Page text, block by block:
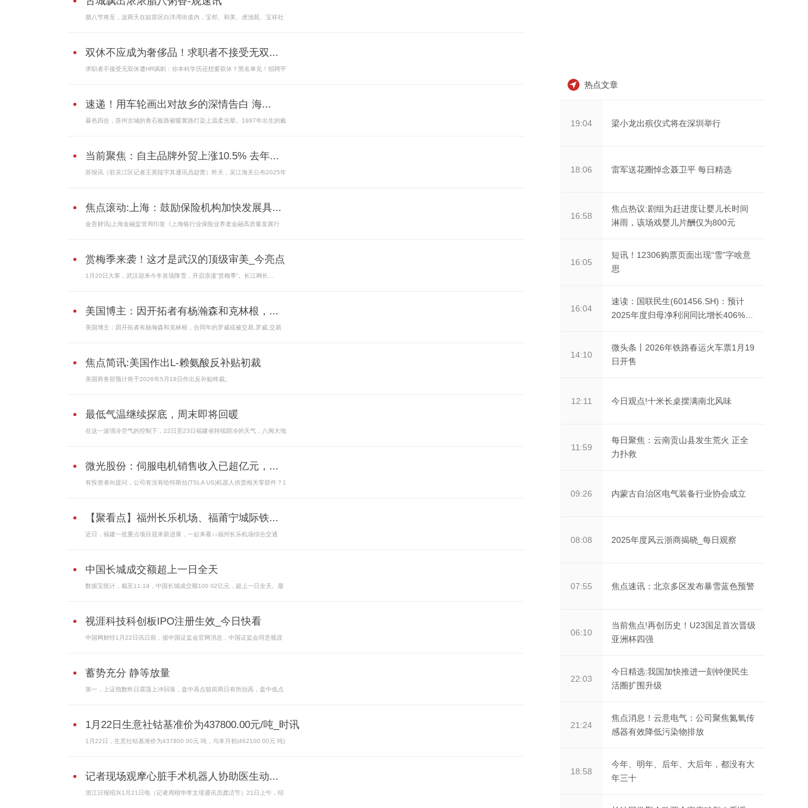
腊八节将至，这两天在姑苏区白洋湾街道内，宝邻、和美、虎池苑、宝祥社
双休不应成为奢侈品！求职者不接受无双...
求职者不接受无双休遭HR讽刺：你本科学历还想要双休？黑名单见！招聘平
速递！用车轮画出对故乡的深情告白 海...
暮色四合，苏州古城的青石板路被暖黄路灯染上温柔光晕。1997年出生的戴
当前聚焦：自主品牌外贸上涨10.5% 去年...
苏报讯（驻吴江区记者王英陆宇其通讯员赵蕾）昨天，吴江海关公布2025年
焦点滚动:上海：鼓励保险机构加快发展具...
金吾财讯|上海金融监管局印发《上海银行业保险业养老金融高质量发展行
赏梅季来袭！这才是武汉的顶级审美_今亮点
1月20日大寒，武汉迎来今冬首场降雪，开启浪漫“赏梅季”。长江网长...
美国博主：因开拓者有杨瀚森和克林根，...
美国博主：因开拓者有杨瀚森和克林根，合同年的罗威或被交易,罗威,交易
焦点简讯:美国作出L-赖氨酸反补贴初裁
美国商务部预计将于2026年5月18日作出反补贴终裁。
最低气温继续探底，周末即将回暖
在这一波强冷空气的控制下，22日至23日福建省持续阴冷的天气，八闽大地
微光股份：伺服电机销售收入已超亿元，...
有投资者向提问，公司有没有给特斯拉(TSLA US)机器人供货相关零部件？1
【聚看点】福州长乐机场、福莆宁城际铁...
近日，福建一批重点项目迎来新进展，一起来看↓↓福州长乐机场综合交通
中国长城成交额超上一日全天
数据宝统计，截至11:19，中国长城成交额100 02亿元，超上一日全天。最
视涯科技科创板IPO注册生效_今日快看
中国网财经1月22日讯日前，据中国证监会官网消息，中国证监会同意视涯
蓄势充分 静等放量
第一，上证指数昨日震荡上冲回落，盘中高点较前两日有所抬高，盘中低点
1月22日生意社钴基准价为437800.00元/吨_时讯
1月22日，生意社钴基准价为437800 00元 吨，与本月初(462100 00元 吨)
记者现场观摩心脏手术机器人协助医生动...
浙江日报绍兴1月21日电（记者周楷华李文瑶通讯员龚洁节）21日上午，绍
热点文章
19:04 梁小龙出殡仪式将在深圳举行
18:06 雷军送花圈悼念聂卫平 每日精选
16:58
焦点热议:剧组为赶进度让婴儿长时间
淋雨，该场戏婴儿片酬仅为800元
16:05
短讯！12306购票页面出现“雪”字啥意
思
16:04
速读：国联民生(601456.SH)：预计
2025年度归母净利润同比增长406%左
14:10
微头条丨2026年铁路春运火车票1月19
日开售
12:11 今日观点!十米长桌摆满南北风味
11:59
每日聚焦：云南贡山县发生荒火 正全
力扑救
09:26 内蒙古自治区电气装备行业协会成立
08:08 2025年度风云浙商揭晓_每日观察
07:55 焦点速讯：北京多区发布暴雪蓝色预警
06:10
当前焦点!再创历史！U23国足首次晋级
亚洲杯四强
22:03
今日精选:我国加快推进一刻钟便民生
活圈扩围升级
21:24
焦点消息！云意电气：公司聚焦氮氧传
感器有效降低污染物排放
18:58
今年、明年、后年、大后年，都没有大
年三十